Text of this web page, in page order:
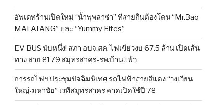
อัพเดทร้านเปิดใหม่ “น้ำพุพลาซ่า” ที่สายกินต้องโดน “Mr.Bao
MALATANG” และ “Yummy Bites”
EV BUS นับหนึ่ง! สภา อบจ.สค. ไฟเขียวงบ 67.5 ล้าน เปิดเส้น
ทาง สาย 8179 สมุทรสาคร-รพ.บ้านแพ้ว
การรถไฟฯ ประชุมปัจฉิมนิเทศ รถไฟฟ้าสายสีแดง “วงเวียน
ใหญ่-มหาชัย” เวทีสมุทรสาคร คาดเปิดใช้ปี 78